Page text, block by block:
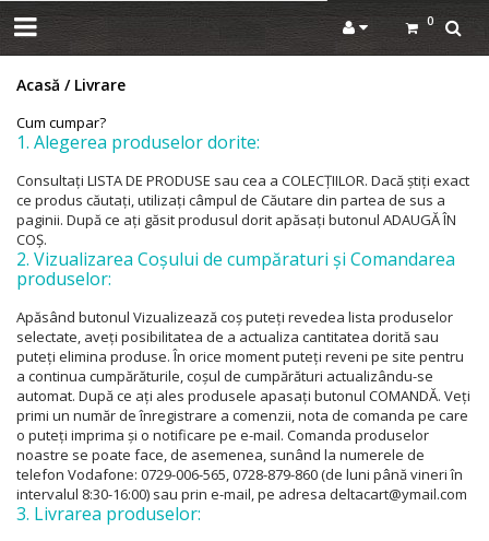
0
Acasă Livrare
Cum cumpar?
1. Alegerea produselor dorite:
Consultați LISTA DE PRODUSE sau cea a COLECȚIILOR. Dacă știți exact
ce produs căutați, utilizați câmpul de Căutare din partea de sus a
paginii. După ce ați găsit produsul dorit apăsați butonul ADAUGĂ ÎN
COȘ.
2. Vizualizarea Coșului de cumpăraturi și Comandarea
produselor:
Apăsând butonul Vizualizează coș puteți revedea lista produselor
selectate, aveți posibilitatea de a actualiza cantitatea dorită sau
puteți elimina produse. În orice moment puteți reveni pe site pentru
a continua cumpărăturile, coșul de cumpărături actualizându-se
automat. După ce ați ales produsele apasați butonul COMANDĂ. Veți
primi un număr de înregistrare a comenzii, nota de comanda pe care
o puteți imprima și o notificare pe e-mail. Comanda produselor
noastre se poate face, de asemenea, sunând la numerele de
telefon Vodafone: 0729-006-565, 0728-879-860 (de luni până vineri în
intervalul 8:30-16:00) sau prin e-mail, pe adresa deltacart@ymail.com
3. Livrarea produselor: